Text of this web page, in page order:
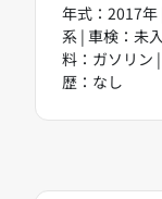
年式：2017年
系 | 車検：未
料：ガソリン
歴：なし